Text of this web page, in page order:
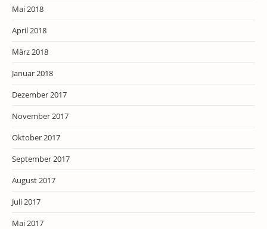
Mai 2018
April 2018
März 2018
Januar 2018
Dezember 2017
November 2017
Oktober 2017
September 2017
August 2017
Juli 2017
Mai 2017